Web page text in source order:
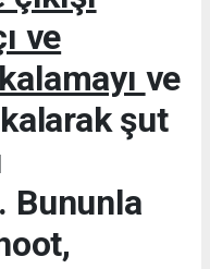
ve
ve
şut
Bununla